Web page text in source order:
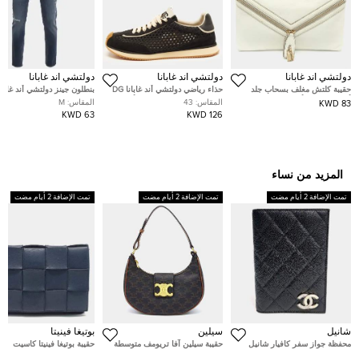
دولتشي أند غابانا
حقيبة كلتش مغلف بسحاب جلد
أبيض دولتشي أند غابانا
83 KWD
دولتشي أند غابانا
حذاء رياضي دولتشي أند غابانا DG
كوشن منسوج جلد سويدي أسود
برباط مقاس 43
المقاس: 43
126 KWD
دولتشي أند غابانا
بنطلون جينز دولتشي أند
نحيف ممزق الدينم الأزرق
واسع 36 بوصة كبير جداً -
المقاس: M
63 KWD
المزيد من نساء
تمت الإضافة 2 أيام مضت
شانيل
محفظة جواز سفر كافيار شانيل
تمت الإضافة 2 أيام مضت
سيلين
حقيبة سيلين آفا تريومف متوسطة
تمت الإضافة 2 أيام مضت
بوتيغا فينيتا
حقيبة بوتيغا فينيتا كاسيت